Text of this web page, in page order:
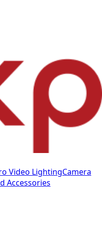
Video LightingCamera
Accessories